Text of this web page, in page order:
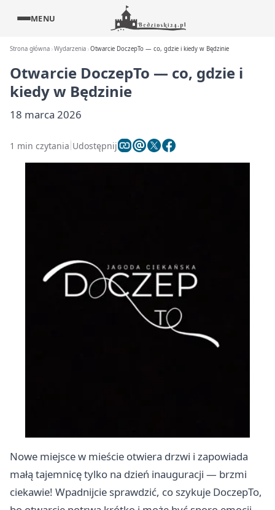
MENU
Strona główna Wydarzenia Otwarcie DoczepTo — co, gdzie i kiedy w Będzinie
Otwarcie DoczepTo — co, gdzie i
kiedy w Będzinie
18 marca 2026
1 min czytania Udostępnij
Nowe miejsce w mieście otwiera drzwi i zapowiada
małą tajemnicę tylko na dzień inauguracji — brzmi
ciekawie! Wpadnijcie sprawdzić, co szykuje DoczepTo,